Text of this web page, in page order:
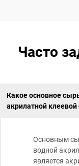
Часто
Какое основное
акрилатной клеевой
Основным
водной
является